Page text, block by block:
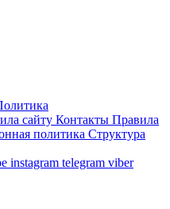
сайту Контакты Правила
политика Структура
instagram telegram viber